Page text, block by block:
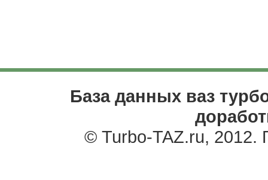
База данных ваз
© Turbo-TAZ.ru, 2012.